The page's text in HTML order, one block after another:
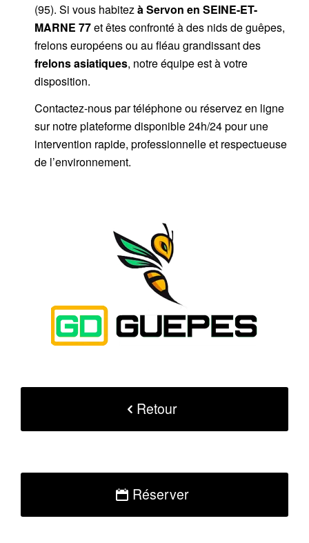
(95). Si vous habitez à Servon en SEINE-ET-
MARNE 77et êtes confronté à des nids de guêpes,
frelons européens ou au fléau grandissant des
frelons asiatiques, notre équipe est à votre
disposition.
Contactez-nous partéléphoneou réservez en ligne
sur notre plateforme disponible 24h/24pour une
intervention rapide, professionnelle et respectueuse
de l’environnement.
Retour
Réserver